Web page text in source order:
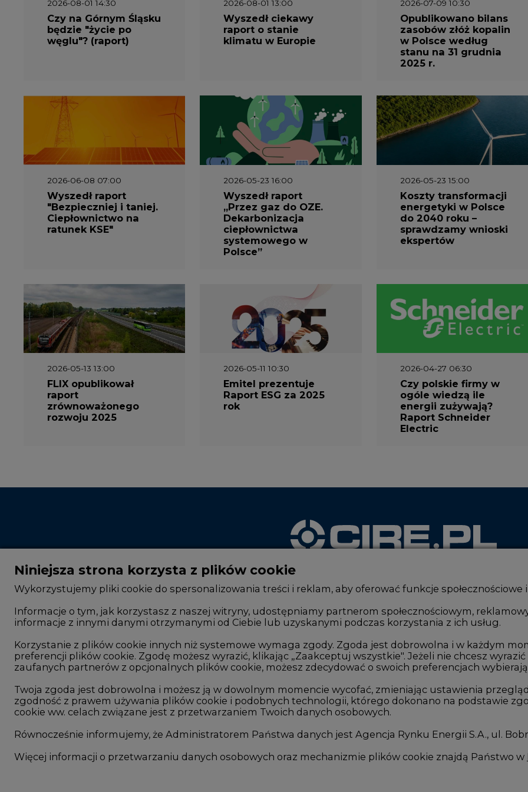
będzie "życie po
węglu"? (raport)
raport o stanie
klimatu w Europie
zasobów złóż kopalin
w Polsce według
stanu na 31 grudnia
2025 r.
2026-06-08 07:00
Wyszedł raport
"Bezpieczniej i taniej.
Ciepłownictwo na
ratunek KSE"
2026-05-23 16:00
Wyszedł raport
„Przez gaz do OZE.
Dekarbonizacja
ciepłownictwa
systemowego w
Polsce”
Koszty transformacji
energetyki w Polsce
do 2040 roku –
sprawdzamy wnioski
ekspertów
2026-05-13 13:00
FLIX opublikował
raport
zrównoważonego
rozwoju 2025
2026-05-11 10:30
Emitel prezentuje
Raport ESG za 2025
rok
Czy polskie firmy w
ogóle wiedzą ile
energii zużywają?
Raport Schneider
Electric
CIRE - kim jesteśmy
Reklamuj się na CIRE
Patronat medialny CIRE
ARE - wydawca portalu CIRE
Zasady korzystania z portalu
Kontakt
Rok 2025 na CIRE
Rok 2024 na CIRE
Rok 2023 na CIRE
Rok 2022 na CIRE
Raporty branżowe
Zmiany kadrowe na rynku
Studio CIRE
Rozmowy o energetyce
Gospodarka
Geopolityka
LTE450
Handel
Wodór
Górnictwo
Zmiany
Niniejsza strona korzysta z plików cookie
Wykorzystujemy pliki cookie do spersonalizowania treści i reklam, aby oferować funkcje
Informacje o tym, jak korzystasz z naszej witryny, udostępniamy partnerom społecznościowym,
Korzystanie z plików cookie innych niż systemowe wymaga zgody. Zgoda jest dobrowolna i w każdym
zaufanych partnerów z opcjonalnych plików cookie, możesz zdecydować o swoich preferencjach
Twoja zgoda jest dobrowolna i możesz ją w dowolnym momencie wycofać, zmieniając ustawienia
cookie ww. celach związane jest z przetwarzaniem Twoich danych osobowych.
Równocześnie informujemy, że Administratorem Państwa danych jest Agencja Rynku Energii S.A., ul.
Więcej informacji o przetwarzaniu danych osobowych oraz mechanizmie plików cookie znajdą Państwo w